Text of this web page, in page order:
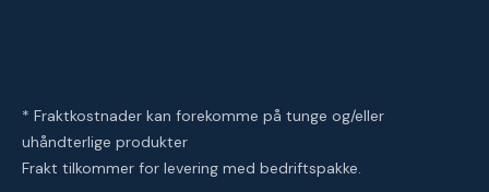
* Fraktkostnader kan forekomme på tunge og/eller
uhåndterlige produkter
Frakt tilkommer for levering med bedriftspakke.